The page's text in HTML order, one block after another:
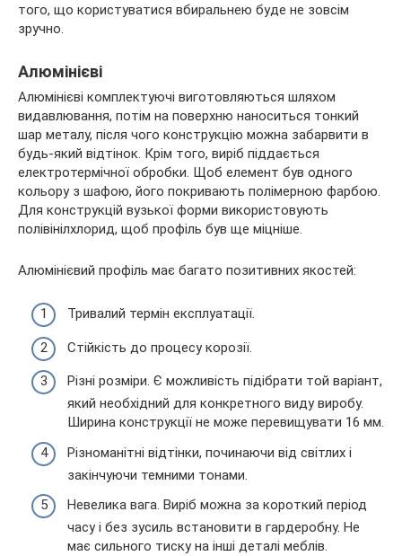
того, що користуватися вбиральнею буде не зовсім
зручно.
Алюмінієві
Алюмінієві комплектуючі виготовляються шляхом
видавлювання, потім на поверхню наноситься тонкий
шар металу, після чого конструкцію можна забарвити в
будь-який відтінок. Крім того, виріб піддається
електротермічної обробки. Щоб елемент був одного
кольору з шафою, його покривають полімерною фарбою.
Для конструкцій вузької форми використовують
полівінілхлорид, щоб профіль був ще міцніше.
Алюмінієвий профіль має багато позитивних якостей:
Тривалий термін експлуатації.
Стійкість до процесу корозії.
Різні розміри. Є можливість підібрати той варіант,
який необхідний для конкретного виду виробу.
Ширина конструкції не може перевищувати 16 мм.
Різноманітні відтінки, починаючи від світлих і
закінчуючи темними тонами.
Невелика вага. Виріб можна за короткий період
часу і без зусиль встановити в гардеробну. Не
має сильного тиску на інші деталі меблів.